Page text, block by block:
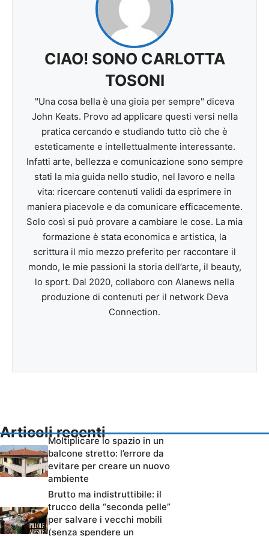
CIAO! SONO CARLOTTA
TOSONI
"Una cosa bella è una gioia per sempre" diceva
John Keats. Provo ad applicare questi versi nella
pratica cercando e studiando tutto ciò che è
esteticamente e intellettualmente interessante.
Infatti arte, bellezza e comunicazione sono sempre
stati la mia guida nello studio, nel lavoro e nella
vita: ricercare contenuti validi da esprimere in
maniera piacevole e da comunicare efficacemente.
Solo così si può provare a cambiare le cose. La mia
formazione è stata economica e artistica, la
scrittura il mio mezzo preferito per raccontare il
mondo, le mie passioni la storia dell’arte, il beauty,
lo sport. Dal 2020, collaboro con Alanews nella
produzione di contenuti per il network Deva
Connection.
Articoli recenti
Moltiplicare lo spazio in un
balcone stretto: l’errore da
evitare per creare un nuovo
ambiente
Brutto ma indistruttibile: il
trucco della “seconda pelle”
per salvare i vecchi mobili
(senza spendere un